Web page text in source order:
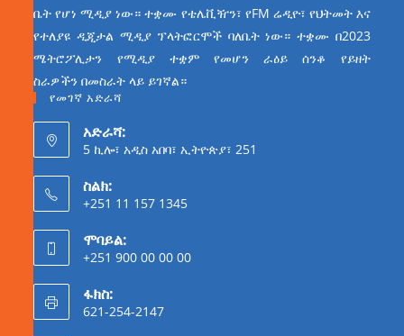
ቤት የሆነ ሚዲያ ነው። ተቋሙ የቴሌቪዥን፣ የFM ሬዲዮ፣ የህትመት እና
የተለያዩ ዲጂታል ሚዲያ ፕላትፎርሞች ባለቤት ነው። ተቋሙ በ2023
ሜትሮፖሊታን የሚዲያ ተቋም የመሆን ራዕይ ሰንቆ የይዘት
ስራዎችን በመስራት ላይ ይገኛል።
የመገኛ አድራሻ
አድራሻ:
5 ኪሎ፣ አዲስ አበባ፣ ኢትዮጵያ፣ 251
ስልክ:
+251 11 157 1345
ሞባይል:
+251 900 00 00 00
ፋክስ:
621-254-2147